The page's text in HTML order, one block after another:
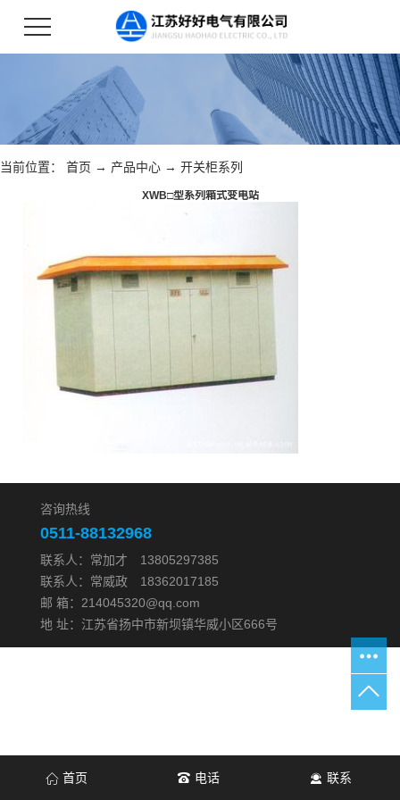
当前位置： 首页 → 产品中心 → 开关柜系列
XWB□型系列箱式变电站
咨询热线
0511-88132968
联系人：常加才 13805297385
联系人：常威政 18362017185
邮 箱：214045320@qq.com
地 址：江苏省扬中市新坝镇华威小区666号
首页 电话 联系